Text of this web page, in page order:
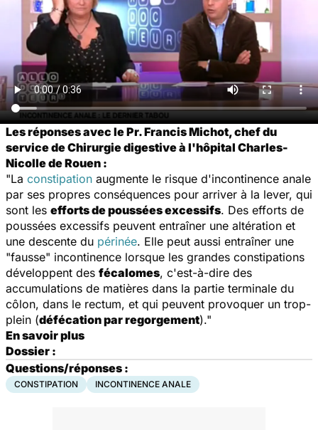
Les réponses avec le Pr. Francis Michot, chef du
service de Chirurgie digestive à l'hôpital Charles-
Nicolle de Rouen :
"La constipation augmente le risque d'incontinence anale
par ses propres conséquences pour arriver à la lever, qui
sont les efforts de poussées excessifs. Des efforts de
poussées excessifs peuvent entraîner une altération et
une descente du périnée. Elle peut aussi entraîner une
"fausse" incontinence lorsque les grandes constipations
développent des fécalomes, c'est-à-dire des
accumulations de matières dans la partie terminale du
côlon, dans le rectum, et qui peuvent provoquer un trop-
plein (défécation par regorgement)."
En savoir plus
Dossier :
Questions/réponses :
CONSTIPATION INCONTINENCE ANALE